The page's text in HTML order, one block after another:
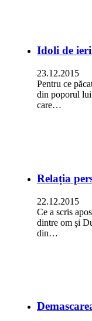
Idoli de
23.12.2015
Pentru ce
din poporul
care…
Relația
22.12.2015
Ce a scris
dintre om şi
din…